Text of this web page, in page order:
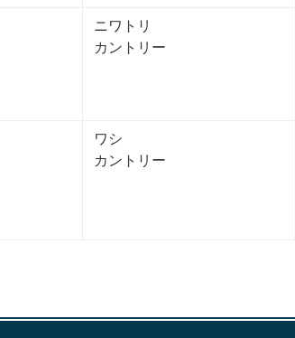
ニワトリ
カントリー
ワシ
カントリー